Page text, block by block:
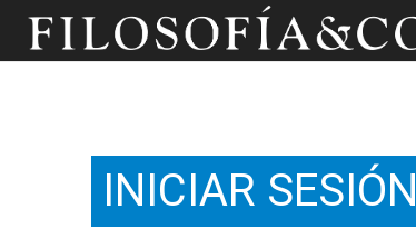
INICIAR SESIÓN